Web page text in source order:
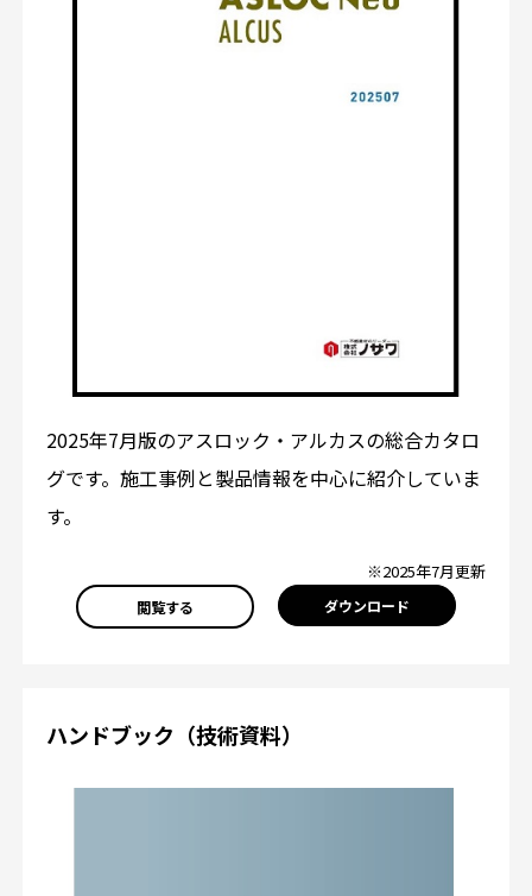
2025年7月版のアスロック・アルカスの総合カタロ
グです。施工事例と製品情報を中心に紹介していま
す。
※2025年7月更新
閲覧する ダウンロード
ハンドブック（技術資料）